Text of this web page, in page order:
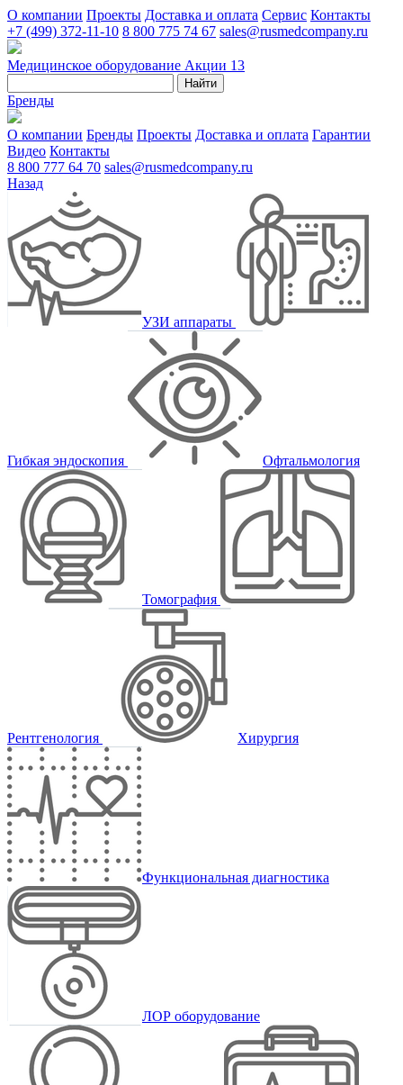
О компании Проекты Доставка и оплата Сервис Контакты
+7 (499) 372-11-10 8 800 775 74 67 sales@rusmedcompany.ru
Медицинское оборудование Акции 13
Найти
Бренды
О компании Бренды Проекты Доставка и оплата Гарантии
Видео Контакты
8 800 777 64 70 sales@rusmedcompany.ru
Назад
УЗИ аппараты
Гибкая эндоскопия Офтальмология
Томография
Рентгенология Хирургия
Функциональная диагностика
ЛОР оборудование